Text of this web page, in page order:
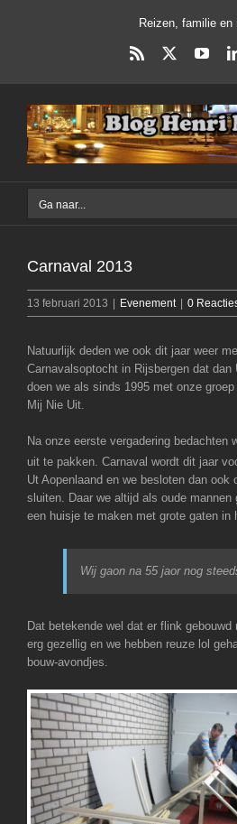
Reizen, familie en
Rss
Ga naar...
Carnaval 2013
13 februari 2013 | Evenement | 0
Natuurlijk deden we ook dit jaar weer
Carnavalsoptocht in Rijsbergen dat dan
doen we als sinds 1995 met onze
Mij Nie Uit.
Na onze eerste vergadering bedachten
uit te pakken. Carnaval wordt dit jaar
Ut Aopenlaand en we besloten dan ook
sluiten. Daar we altijd als oude mannen
een huisje te maken met grote gaten in
Wij gaon na 55 jaor nog
Dat betekende wel dat er flink
erg gezellig en we hebben reuze lol
bouw-avondjes.